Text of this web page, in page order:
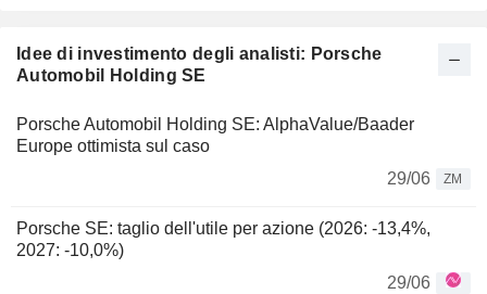
Idee di investimento degli analisti: Porsche
Automobil Holding SE
Porsche Automobil Holding SE: AlphaValue/Baader
Europe ottimista sul caso
29/06
ZM
Porsche SE: taglio dell'utile per azione (2026: -13,4%,
2027: -10,0%)
29/06